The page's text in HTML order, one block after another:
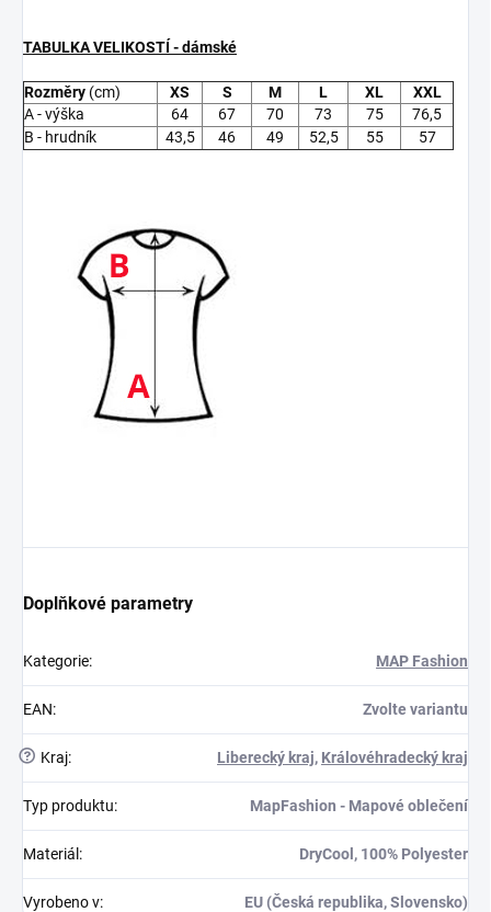
TABULKA VELIKOSTÍ - dámské
Rozměry (cm) XS S M L XL
XXL
A - výška
64 67 70 73 75
76,5
B - hrudník
43,5 46 49 52,5 55 57
Doplňkové parametry
Kategorie: MAP Fashion
EAN: Zvolte variantu
? Kraj: Liberecký kraj, Královéhradecký kraj
Typ produktu: MapFashion - Mapové oblečení
Materiál : DryCool, 100% Polyester
Vyrobeno v: EU (Česká republika, Slovensko)